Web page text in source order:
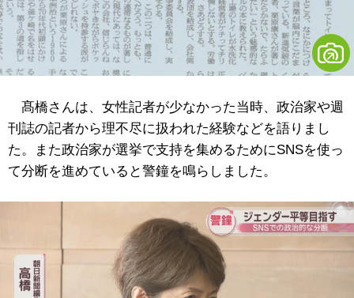
髙橋さんは、女性記者が少なかった当時、政治家や週
刊誌の記者から理不尽に扱われた経験などを語りまし
た。また政治家が選挙で支持を集めるためにSNSを使っ
て分断を進めていると警鐘を鳴らしました。